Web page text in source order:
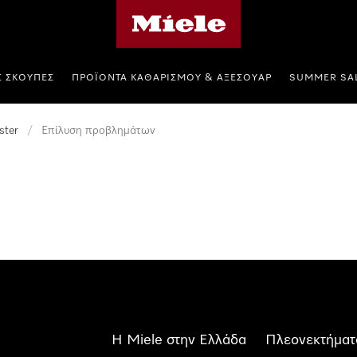
ΣΚΟΎΠΕΣ ΠΡΟΪΌΝΤΑ ΚΑΘΑΡΙΣΜΟΎ & ΑΞΕΣΟΥΆΡ SUMMER
/ Επίλυση προβλημάτων
Η Miele στην Ελλάδα